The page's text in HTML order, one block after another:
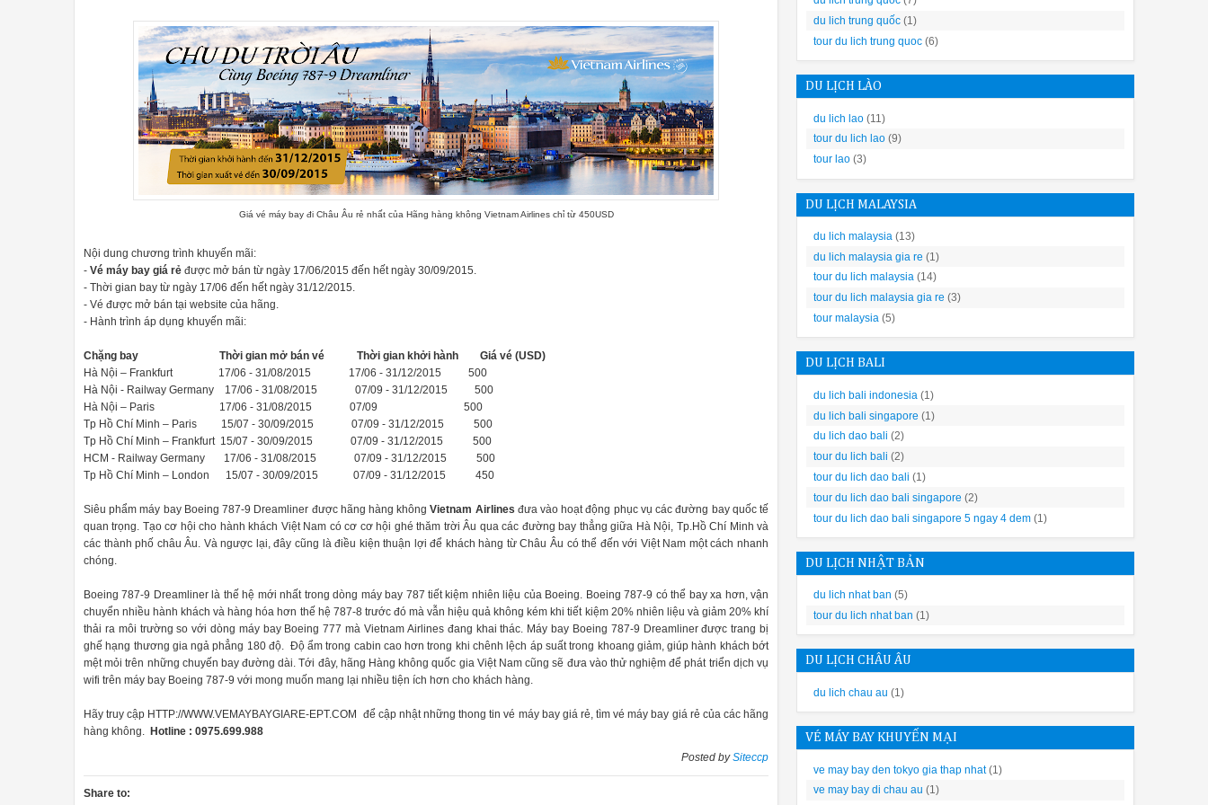
44 dBA. Mỗi mô hình cũng có cùng một loạt các chu kỳ: nặng, tự động, bình thường, sinh thái, Express, và Rinse. Những tính năng này có thể được thay đổi bằng các tính năng như Delay, Half Load,
trong máy rửa bát Bosch Serie 8 Zeolith Perfect Dry
tiên phong có tên Zeolith PerfectDry là điều đặc biệt đáng nói nhất mỗi khi nhắc về máy rửa bát của Bosch. Sử dụng không khí khô nóng để sấy khô hoàn toàn mọi vật dụng kể cả thủy tinh hay
hơi ẩm hoàn toàn được sấy khô. Khí nóng được sử dụng lại do đó giúp tiết kiệm điện năng hiệu quả.
11:01 AM Vì sao nên mua máy rửa bát Bosch Serie 8
? Bài viết dưới đây sẽ phần nào giúp bạn có thể chọn được vị trí phù hợp nhất nhé.
lắp đặt máy rửa bát sao cho phù hợp nhất
cho phù hợp
rửa bát phù hợp là chúng ta cần chọn xem máy rửa bát nên đặt ở đâu hợp lý.
để cũng đơn giản hơn, bạn có thể để máy rửa bát trong hốc tủ đã được thiết kế sẵn bên dưới bếp, ngoài ra nếu căn bếp gia đình bạn rộng có thể thiết kế một đảo bếp giống với phong cách Châu
chọn vị trí cần xác định nhiều vấn đề hơn, hãy chọn vị trí thuận tiện cho việc cung cấp nguồn điện, tránh kêt nối nguồn máy rửa bát chung ổ với cách thiết bị điện có công suất lớn khác.
đường ống thoát nước thuận tiện, không cao quá 60cm gây ảnh hưởng đến quá trình xả nước.
cách lắp đặt máy rửa bát phù hợp
là dòng máy rửa bát bán âm serie 8 thế hệ mới của nhà Bosch phiên bản năm 2021. Ngoài những chức năng có sẵn từ đời trước, ở phiên bản mới này, Bosch Smi8ycs01e được tích hợp thêm Vùng rửa
ra đặc biệt êm ái.
Hãy cùngBếp Phượng Hoàngđi chi tiết sản phẩm Bosch Smi8ycs01e serie 8 để xem có thêm điều gì đặc biệt nhé
REVIEW MÁY RỬA BÁT BOSCH BÁN ÂM TỦ SMI8YCS01E SERIE 8
1/ NHỮNG TÍNH NĂNG NỔI BẬT
PerfectDry với hệ thống sấy Zeolith®:
kết quả sấy khô hoàn hảo nhờ sự lưu thông không khí 3D, ngay cả với đồ dùng bằng
Nhưng không phải tất cả các máy rửa bát đều làm khô nó một cách hoàn hảo. Đặc biệt là bát đĩa làm bằng nhựa, thường bị ướt và phải lau bằng tay. Công nghệ Zeolith từng đoạt giải thưởng của
tự nhiên, chuyển đổi hơi ẩm thành nhiệt, đảm bảo làm khô các món ăn bằng thủy tinh, đồ sứ và thậm chí bằng nhựa một cách tiết kiệm và hoàn hảo. Bây giờ bạn có thể cất khăn và tập trung vào
Giá vé máy bay đi Châu Âu rẻ nhất của Hãng hàng không Vietnam Airlines chỉ từ 450USD
Nội dung chương trình khuyến mãi:
- Vé máy bay giá rẻ được mở bán từ ngày 17/06/2015 đến hết ngày 30/09/2015.
- Thời gian bay từ ngày 17/06 đến hết ngày 31/12/2015.
- Vé được mở bán tại website của hãng.
- Hành trình áp dụng khuyến mãi:
Chặng bay Thời gian mở bán vé Thời gian khởi hành Giá vé (USD)
Hà Nội – Frankfurt 17/06 - 31/08/2015 17/06 - 31/12/2015 500
Hà Nội - Railway Germany 17/06 - 31/08/2015 07/09 - 31/12/2015 500
Hà Nội – Paris 17/06 - 31/08/2015 07/09 500
Tp Hồ Chí Minh – Paris 15/07 - 30/09/2015 07/09 - 31/12/2015 500
Tp Hồ Chí Minh – Frankfurt 15/07 - 30/09/2015 07/09 - 31/12/2015 500
HCM - Railway Germany 17/06 - 31/08/2015 07/09 - 31/12/2015 500
Tp Hồ Chí Minh – London 15/07 - 30/09/2015 07/09 - 31/12/2015 450
Siêu phẩm máy bay Boeing 787-9 Dreamliner được hãng hàng khôngVietnam Airlines đưa vào hoạt động phục vụ các đường bay quốc tế
quan trọng. Tạo cơ hội cho hành khách Việt Nam có cơ cơ hội ghé thăm trời Âu qua các đường bay thẳng giữa Hà Nội, Tp.Hồ Chí Minh và
các thành phố châu Âu. Và ngược lại, đây cũng là điều kiện thuận lợi để khách hàng từ Châu Âu có thể đến với Việt Nam một cách nhanh
chóng.
Boeing 787-9 Dreamliner là thế hệ mới nhất trong dòng máy bay 787 tiết kiệm nhiên liệu của Boeing. Boeing 787-9 có thể bay xa hơn, vận
chuyển nhiều hành khách và hàng hóa hơn thế hệ 787-8 trước đó mà vẫn hiệu quả không kém khi tiết kiệm 20% nhiên liệu và giảm 20% khí
thải ra môi trường so với dòng máy bay Boeing 777 mà Vietnam Airlines đang khai thác. Máy bay Boeing 787-9 Dreamliner được trang bị
ghế hạng thương gia ngả phẳng 180 độ. Độ ẩm trong cabin cao hơn trong khi chênh lệch áp suất trong khoang giảm, giúp hành khách bớt
mệt mỏi trên những chuyến bay đường dài. Tới đây, hãng Hàng không quốc gia Việt Nam cũng sẽ đưa vào thử nghiệm để phát triển dịch vụ
wifi trên máy bay Boeing 787-9 với mong muốn mang lại nhiều tiện ích hơn cho khách hàng.
Hãy truy cập HTTP://WWW.VEMAYBAYGIARE-EPT.COM để cập nhật những thong tin vé máy bay giá rẻ, tìm vé máy bay giá rẻ của các hãng
hàng không. Hotline : 0975.699.988
Posted bySiteccp
Share to:
du lich trung quốc (1)
tour du lich trung quoc (6)
DU LỊCH LÀO
du lich lao (11)
tour du lich lao (9)
tour lao (3)
DU LỊCH MALAYSIA
du lich malaysia (13)
du lich malaysia gia re (1)
tour du lich malaysia (14)
tour du lich malaysia gia re (3)
tour malaysia (5)
DU LỊCH BALI
du lich bali indonesia (1)
du lich bali singapore (1)
du lich dao bali (2)
tour du lich bali (2)
tour du lich dao bali (1)
tour du lich dao bali singapore (2)
tour du lich dao bali singapore 5 ngay 4 dem (1)
DU LỊCH NHẬT BẢN
du lich nhat ban (5)
tour du lich nhat ban (1)
DU LỊCH CHÂU ÂU
du lich chau au (1)
VÉ MÁY BAY KHUYẾN MẠI
ve may bay den tokyo gia thap nhat (1)
ve may bay di chau au (1)